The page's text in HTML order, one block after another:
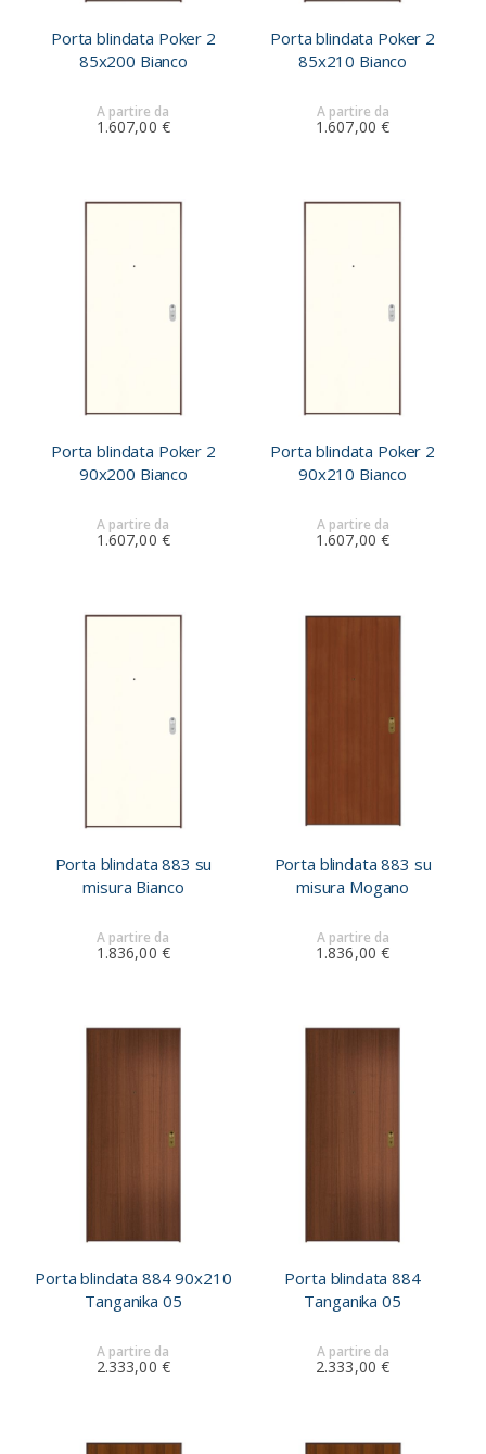
Porta blindata Poker 2
85x200 Bianco
A partire da
1.607,00 €
Porta blindata Poker 2
85x210 Bianco
A partire da
1.607,00 €
Porta blindata Poker 2
90x200 Bianco
A partire da
1.607,00 €
Porta blindata Poker 2
90x210 Bianco
A partire da
1.607,00 €
Porta blindata 883 su
misura Bianco
A partire da
1.836,00 €
Porta blindata 883 su
misura Mogano
A partire da
1.836,00 €
Porta blindata 884 90x210
Tanganika 05
A partire da
2.333,00 €
Porta blindata 884
Tanganika 05
A partire da
2.333,00 €